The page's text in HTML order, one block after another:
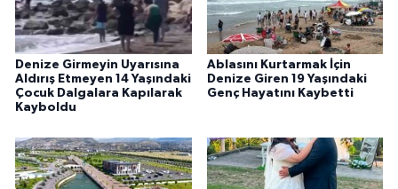
Denize Girmeyin Uyarısına
Aldırış Etmeyen 14 Yaşındaki
Çocuk Dalgalara Kapılarak
Kayboldu
Ablasını Kurtarmak İçin
Denize Giren 19 Yaşındaki
Genç Hayatını Kaybetti